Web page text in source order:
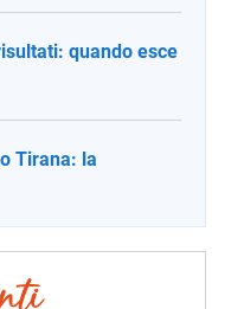
quando esce
Tirana: la